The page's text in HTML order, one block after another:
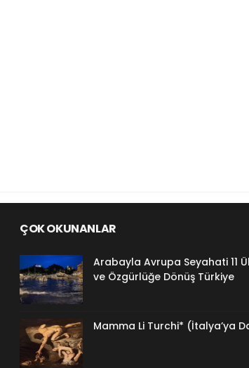
ÇOK OKUNANLAR
Arabayla Avrupa Seyahati 11
ve Özgürlüğe Dönüş Türkiye
Mamma Li Turchi* (İtalya’ya